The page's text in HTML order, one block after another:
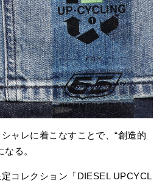
ャレに着こなすことで、“創造的
る。
コレクション「DIESEL UPCYCL